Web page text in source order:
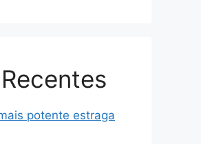
potente estraga